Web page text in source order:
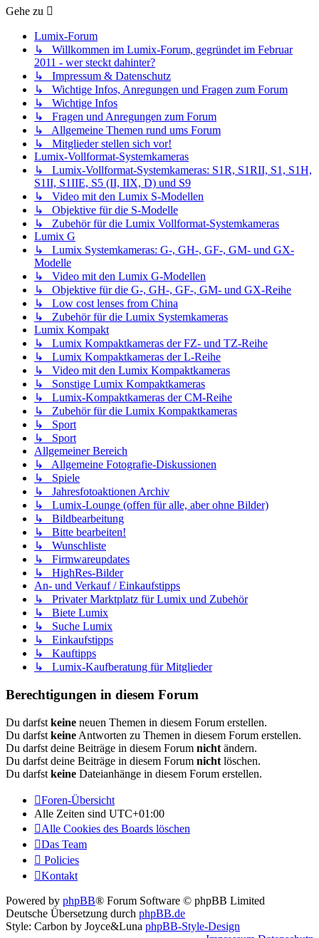
Gehe zu
Lumix-Forum
↳ Willkommen im Lumix-Forum, gegründet im Februar
2011 - wer steckt dahinter?
↳ Impressum & Datenschutz
↳ Wichtige Infos, Anregungen und Fragen zum Forum
↳ Wichtige Infos
↳ Fragen und Anregungen zum Forum
↳ Allgemeine Themen rund ums Forum
↳ Mitglieder stellen sich vor!
Lumix-Vollformat-Systemkameras
↳ Lumix-Vollformat-Systemkameras: S1R, S1RII, S1, S1H,
S1II, S1IIE, S5 (II, IIX, D) und S9
↳ Video mit den Lumix S-Modellen
↳ Objektive für die S-Modelle
↳ Zubehör für die Lumix Vollformat-Systemkameras
Lumix G
↳ Lumix Systemkameras: G-, GH-, GF-, GM- und GX-
Modelle
↳ Video mit den Lumix G-Modellen
↳ Objektive für die G-, GH-, GF-, GM- und GX-Reihe
↳ Low cost lenses from China
↳ Zubehör für die Lumix Systemkameras
Lumix Kompakt
↳ Lumix Kompaktkameras der FZ- und TZ-Reihe
↳ Lumix Kompaktkameras der L-Reihe
↳ Video mit den Lumix Kompaktkameras
↳ Sonstige Lumix Kompaktkameras
↳ Lumix-Kompaktkameras der CM-Reihe
↳ Zubehör für die Lumix Kompaktkameras
↳ Sport
↳ Sport
Allgemeiner Bereich
↳ Allgemeine Fotografie-Diskussionen
↳ Spiele
↳ Jahresfotoaktionen Archiv
↳ Lumix-Lounge (offen für alle, aber ohne Bilder)
↳ Bildbearbeitung
↳ Bitte bearbeiten!
↳ Wunschliste
↳ Firmwareupdates
↳ HighRes-Bilder
An- und Verkauf / Einkaufstipps
↳ Privater Marktplatz für Lumix und Zubehör
↳ Biete Lumix
↳ Suche Lumix
↳ Einkaufstipps
↳ Kauftipps
↳ Lumix-Kaufberatung für Mitglieder
Berechtigungen in diesem Forum
Du darfst keine neuen Themen in diesem Forum erstellen.
Du darfst keine Antworten zu Themen in diesem Forum erstellen.
Du darfst deine Beiträge in diesem Forum nicht ändern.
Du darfst deine Beiträge in diesem Forum nicht löschen.
Du darfst keine Dateianhänge in diesem Forum erstellen.
Foren-Übersicht
Alle Zeiten sind UTC+01:00
Alle Cookies des Boards löschen
Das Team
Policies
Kontakt
Powered by phpBB® Forum Software © phpBB Limited
Deutsche Übersetzung durch phpBB.de
Style: Carbon by Joyce&Luna phpBB-Style-Design